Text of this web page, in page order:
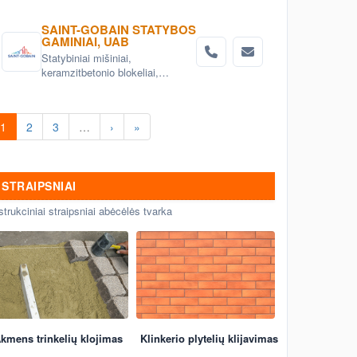
SAINT-GOBAIN STATYBOS
GAMINIAI, UAB
Statybiniai mišiniai,
keramzitbetonio blokeliai,
1 2 3 … › »
STRAIPSNIAI
straipsniai abėcėlės tvarka
trinkelių klojimas Klinkerio plytelių klijavimas